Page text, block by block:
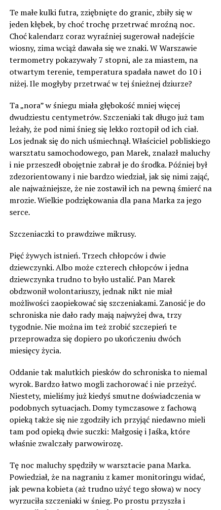
Te małe kulki futra, zziębnięte do granic, zbiły się w
jeden kłębek, by choć trochę przetrwać mroźną noc.
Choć kalendarz coraz wyraźniej sugerował nadejście
wiosny, zima wciąż dawała się we znaki. W Warszawie
termometry pokazywały 7 stopni, ale za miastem, na
otwartym terenie, temperatura spadała nawet do 10 i
niżej. Ile mogłyby przetrwać w tej śnieżnej dziurze?
Ta „nora” w śniegu miała głębokość mniej więcej
dwudziestu centymetrów. Szczeniaki tak długo już tam
leżały, że pod nimi śnieg się lekko roztopił od ich ciał.
Los jednak się do nich uśmiechnął. Właściciel pobliskiego
warsztatu samochodowego, pan Marek, znalazł maluchy
i nie przeszedł obojętnie zabrał je do środka. Później był
zdezorientowany i nie bardzo wiedział, jak się nimi zająć,
ale najważniejsze, że nie zostawił ich na pewną śmierć na
mrozie. Wielkie podziękowania dla pana Marka za jego
serce.
Szczeniaczki to prawdziwe mikrusy.
Pięć żywych istnień. Trzech chłopców i dwie
dziewczynki. Albo może czterech chłopców i jedna
dziewczynka trudno to było ustalić. Pan Marek
obdzwonił wolontariuszy, jednak nikt nie miał
możliwości zaopiekować się szczeniakami. Zanosić je do
schroniska nie dało rady mają najwyżej dwa, trzy
tygodnie. Nie można im też zrobić szczepień te
przeprowadza się dopiero po ukończeniu dwóch
miesięcy życia.
Oddanie tak malutkich piesków do schroniska to niemal
wyrok. Bardzo łatwo mogli zachorować i nie przeżyć.
Niestety, mieliśmy już kiedyś smutne doświadczenia w
podobnych sytuacjach. Domy tymczasowe z fachową
opieką także się nie zgodziły ich przyjąć niedawno mieli
tam pod opieką dwie suczki: Małgosię i Jaśka, które
właśnie zwalczały parwowirozę.
Tę noc maluchy spędziły w warsztacie pana Marka.
Powiedział, że na nagraniu z kamer monitoringu widać,
jak pewna kobieta (aż trudno użyć tego słowa) w nocy
wyrzuciła szczeniaki w śnieg. Po prostu przyszła i